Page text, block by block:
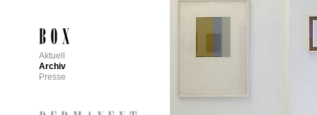
Aktuell
Archiv
Presse